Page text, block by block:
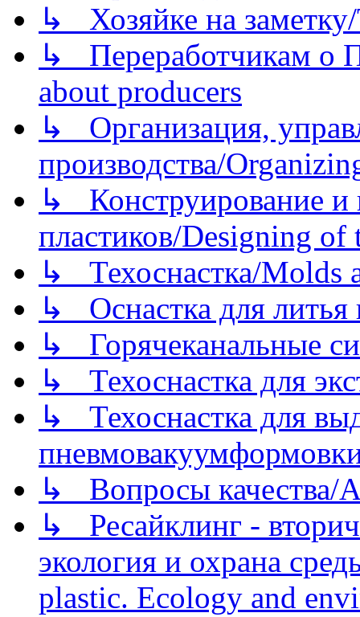
↳ Хозяйке на
↳ Переработчикам о
about producers
↳ Организация,
производства/
↳ Конструирование и
пластиков/Designing of
↳ Техоснастка/Molds
↳ Оснастка для литья
↳ Горячеканальные
↳ Техоснастка для
↳ Техоснастка для
↳ Вопросы качества/
↳ Ресайклинг -
экология и охрана
plastic. Ecology and